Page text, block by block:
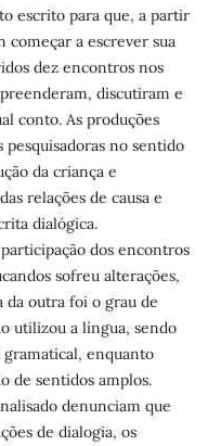
escrito para que, a partir
começar a escrever sua
dez encontros nos
discutiram e
conto. As produções
pesquisadoras no sentido
da criança e
relações de causa e
dialógica.
dos encontros
sofreu alterações,
outra foi o grau de
utilizou a língua, sendo
enquanto
de sentidos amplos.
denunciam que
de dialogia, os